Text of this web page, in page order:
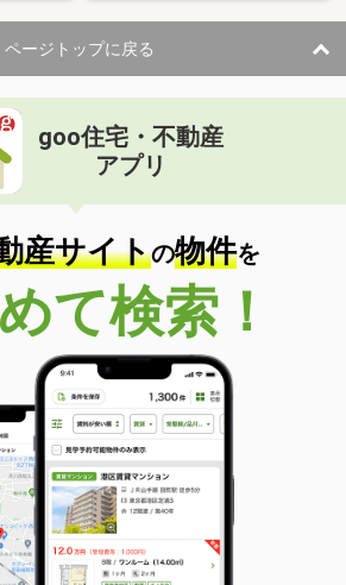
ページトップに戻る
goo住宅・不動産
アプリ
産サイトの物件を
て検索！